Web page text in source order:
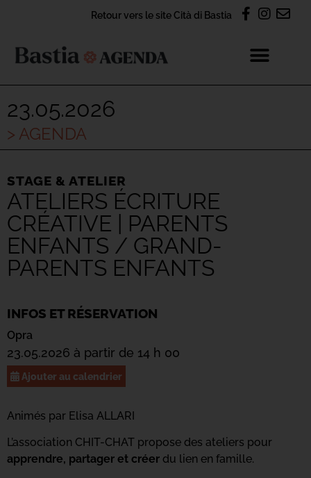
Retour vers le site Cità di Bastia
23.05.2026
> AGENDA
STAGE & ATELIER
ATELIERS ÉCRITURE
CRÉATIVE | PARENTS
ENFANTS / GRAND-
PARENTS ENFANTS
INFOS ET RÉSERVATION
Opra
23.05.2026 à partir de 14 h 00
Ajouter au calendrier
Animés par Elisa ALLARI
L’association CHIT-CHAT propose des ateliers pour
apprendre, partager et créer du lien en famille.